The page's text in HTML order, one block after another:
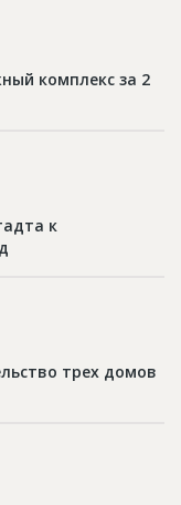
комплекс за 2
к
трех домов